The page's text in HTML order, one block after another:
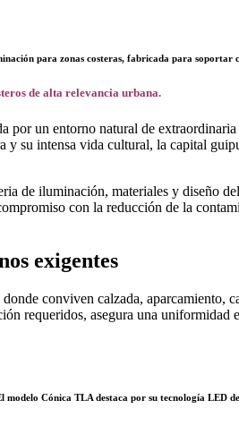
para zonas costeras, fabricada para soportar
de alta relevancia urbana.
un entorno natural de
y su intensa vida cultural, la capital
de iluminación, materiales y
con la reducción de la
exigentes
conviven calzada,
requeridos, asegura una
modelo Cónica TLA destaca por su tecnología LED